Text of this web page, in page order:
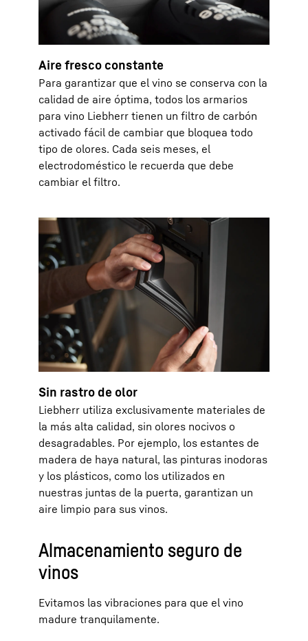
Aire fresco constante
Para garantizar que el vino se conserva con la
calidad de aire óptima, todos los armarios
para vino Liebherr tienen un filtro de carbón
activado fácil de cambiar que bloquea todo
tipo de olores. Cada seis meses, el
electrodoméstico le recuerda que debe
cambiar el filtro.
Sin rastro de olor
Liebherr utiliza exclusivamente materiales de
la más alta calidad, sin olores nocivos o
desagradables. Por ejemplo, los estantes de
madera de haya natural, las pinturas inodoras
y los plásticos, como los utilizados en
nuestras juntas de la puerta, garantizan un
aire limpio para sus vinos.
Almacenamiento seguro de
vinos
Evitamos las vibraciones para que el vino
madure tranquilamente.